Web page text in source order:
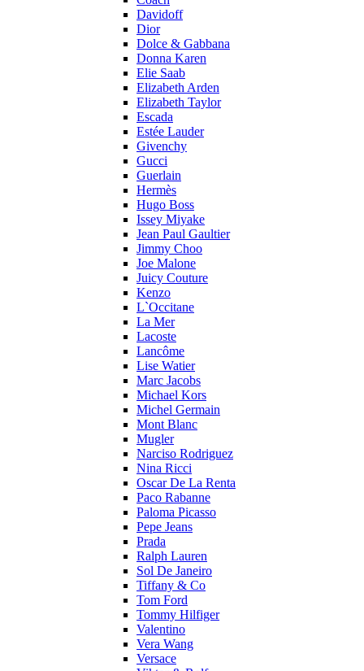
Davidoff
Dior
Dolce & Gabbana
Donna Karen
Elie Saab
Elizabeth Arden
Elizabeth Taylor
Escada
Estée Lauder
Givenchy
Gucci
Guerlain
Hermès
Hugo Boss
Issey Miyake
Jean Paul Gaultier
Jimmy Choo
Joe Malone
Juicy Couture
Kenzo
L`Occitane
La Mer
Lacoste
Lancôme
Lise Watier
Marc Jacobs
Michael Kors
Michel Germain
Mont Blanc
Mugler
Narciso Rodriguez
Nina Ricci
Oscar De La Renta
Paco Rabanne
Paloma Picasso
Pepe Jeans
Prada
Ralph Lauren
Sol De Janeiro
Tiffany & Co
Tom Ford
Tommy Hilfiger
Valentino
Vera Wang
Versace